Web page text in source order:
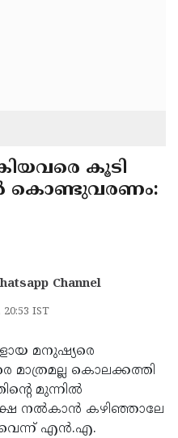
കൂടി
കൊണ്ടുവരണം:
Channel
20:53 IST
മനുഷ്യരെ
കൊലക്കത്തി
മുന്നില്‍
നല്‍കാന്‍ കഴിഞ്ഞാലേ
എന്‍.എ.